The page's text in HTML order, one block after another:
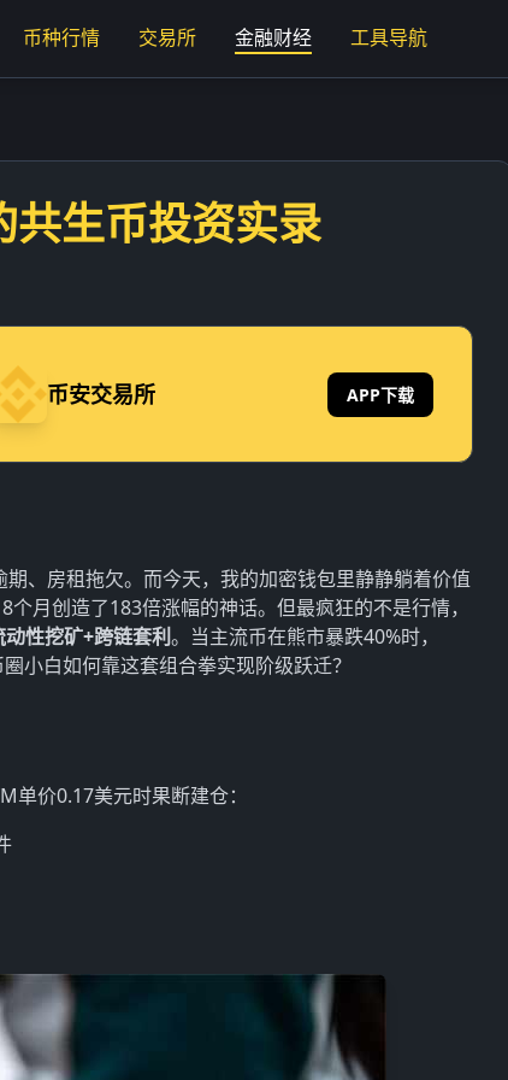
币种行情 交易所 金融财经 工具导航
生币投资实录
币安交易所 APP下载
、房租拖欠。而今天，我的加密钱包里静静躺着价值
月创造了183倍涨幅的神话。但最疯狂的不是行情，
性挖矿+跨链套利。当主流币在熊市暴跌40%时，
小白如何靠这套组合拳实现阶级跃迁？
价0.17美元时果断建仓：